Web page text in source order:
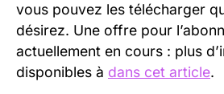
vous pouvez les télécharger
désirez. Une offre pour
actuellement en cours : plus
disponibles à dans cet article.